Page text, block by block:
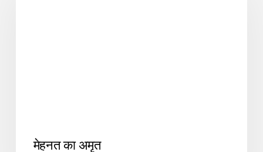
मेहनत का अमृत